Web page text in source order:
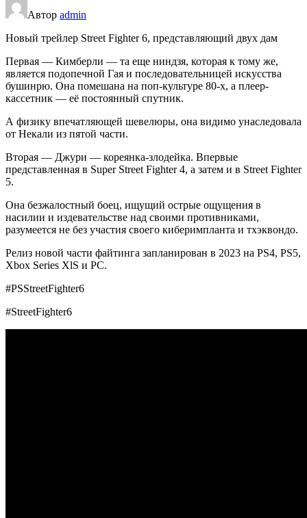
Автор admin
Новый трейлер Street Fighter 6, представляющий двух дам
Первая — Кимберли — та еще ниндзя, которая к тому же,
является подопечной Гая и последовательницей искусства
бушинрю. Она помешана на поп-культуре 80-х, а плеер-
кассетник — её постоянный спутник.
А физику впечатляющей шевелюры, она видимо унаследовала
от Некали из пятой части.
Вторая — Джури — кореянка-злодейка. Впервые
представленная в Super Street Fighter 4, а затем и в Street Fighter
5.
Она безжалостный боец, ищущий острые ощущения в
насилии и издевательстве над своими противниками,
разумеется не без участия своего киберимпланта и тхэквондо.
Релиз новой части файтинга запланирован в 2023 на PS4, PS5,
Xbox Series XlS и РС.
#PSStreetFighter6
#StreetFighter6